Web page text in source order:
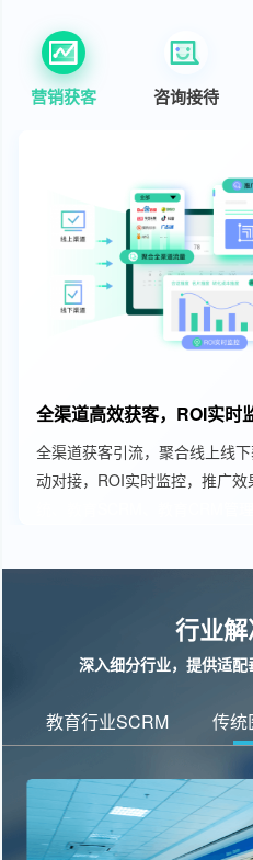
营销获客 咨询接待
全渠道高效获客，ROI实时
全渠道获客引流，聚合线上线
动对接，ROI实时监控，推广效
行业
深入细分行业，提供适
教育行业SCRM 传统